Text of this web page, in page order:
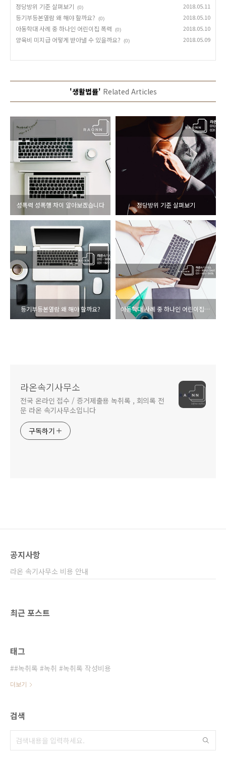
정당방위 기준 살펴보기 (0) 2018.05.11
등기부등본열람 왜 해야 할까요? (0) 2018.05.10
아동학대 사례 중 하나인 어린이집 폭력 (0) 2018.05.10
양육비 미지급 어떻게 받아낼 수 있을까요? (0) 2018.05.09
'생활법률' Related Articles
성폭력 성폭행 차이 알아보겠습니다 정당방위 기준 살펴보기
등기부등본열람 왜 해야 할까요? 아동학대 사례 중 하나인 어린이집 폭력
라온속기사무소
전국 온라인 접수 / 증거제출용 녹취록 , 회의록 전
문 라온 속기사무소입니다
구독하기
공지사항
라온 속기사무소 비용 안내
최근 포스트
태그
#녹취록 #녹취 #녹취록 작성비용
더보기
검색